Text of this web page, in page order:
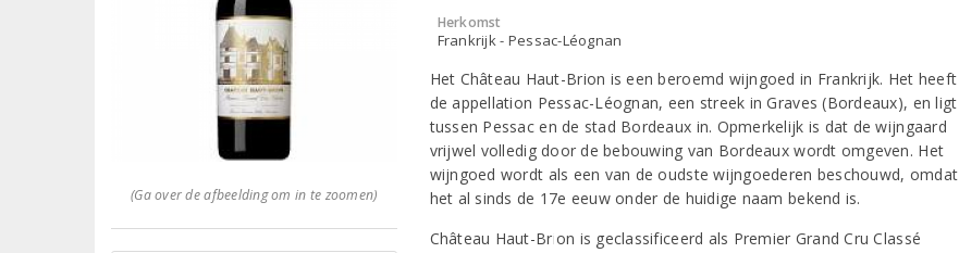
(Ga over de afbeelding om in te zoomen)
Herkomst
Frankrijk - Pessac-Léognan
Het Château Haut-Brion is een beroemd wijngoed in Frankrijk. Het heeft
de appellation Pessac-Léognan, een streek in Graves (Bordeaux), en ligt
tussen Pessac en de stad Bordeaux in. Opmerkelijk is dat de wijngaard
vrijwel volledig door de bebouwing van Bordeaux wordt omgeven. Het
wijngoed wordt als een van de oudste wijngoederen beschouwd, omdat
het al sinds de 17e eeuw onder de huidige naam bekend is.
Château Haut-Brion is geclassificeerd als Premier Grand Cru Classé